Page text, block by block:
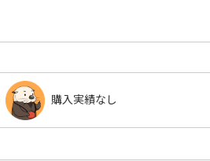
購入実績なし